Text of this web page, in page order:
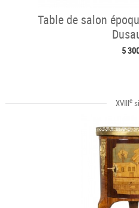
Table de salon
5
XVIIIe